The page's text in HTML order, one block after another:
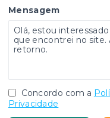
Mensagem
Concordo com a
Privacidade